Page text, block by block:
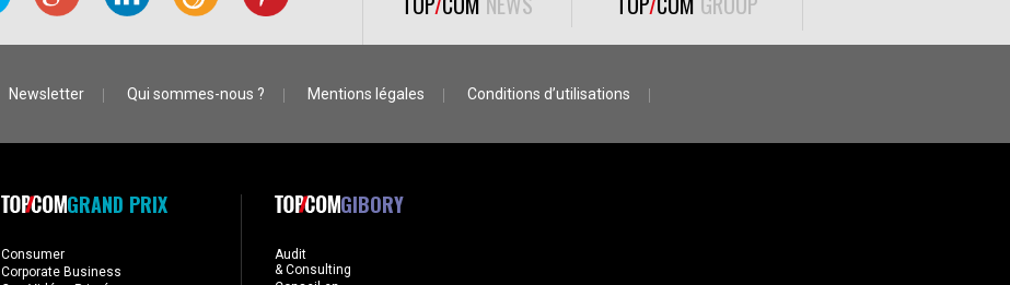
Newsletter Qui sommes-nous ? Mentions légales Conditions d’utilisations
GRAND PRIX
Consumer
Corporate Business
GIBORY
Audit
& Consulting